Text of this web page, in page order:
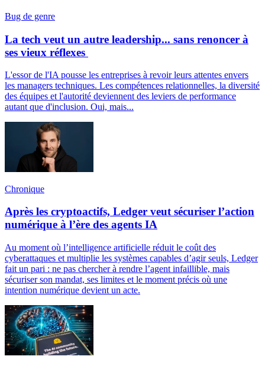
Bug de genre
La tech veut un autre leadership... sans renoncer à
ses vieux réflexes
L'essor de l'IA pousse les entreprises à revoir leurs attentes envers
les managers techniques. Les compétences relationnelles, la diversité
des équipes et l'autorité deviennent des leviers de performance
autant que d'inclusion. Oui, mais...
Chronique
Après les cryptoactifs, Ledger veut sécuriser l’action
numérique à l’ère des agents IA
Au moment où l’intelligence artificielle réduit le coût des
cyberattaques et multiplie les systèmes capables d’agir seuls, Ledger
fait un pari : ne pas chercher à rendre l’agent infaillible, mais
sécuriser son mandat, ses limites et le moment précis où une
intention numérique devient un acte.